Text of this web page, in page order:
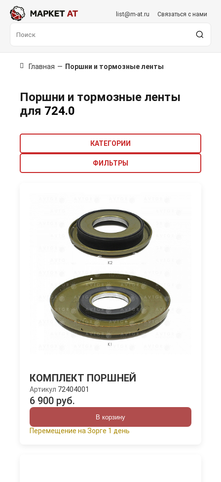
list@m-at.ru Связаться с нами
Главная — Поршни и тормозные ленты
Поршни и тормозные ленты
для 724.0
КАТЕГОРИИ
ФИЛЬТРЫ
КОМПЛЕКТ ПОРШНЕЙ
Артикул 72404001
6 900 руб.
В корзину
Перемещение на Зорге 1 день